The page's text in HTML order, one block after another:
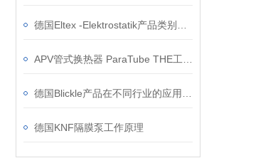
德国KNF隔膜泵工作原理